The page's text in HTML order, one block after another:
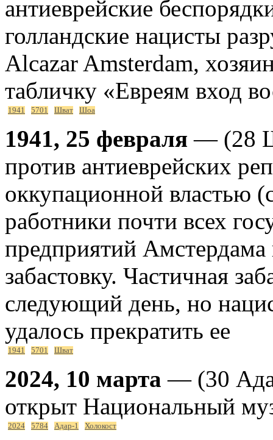
антиеврейские
голландские нацисты
Alcazar Amsterdam,
табличку «Евреям вход
1941 5701 Шват Шоа
1941, 25 февраля — (28
против антиеврейских
оккупационной властью
работники почти всех
предприятий Амстердама
забастовку. Частичная
следующий день, но
удалось прекратить ее
1941 5701 Шват
2024, 10 марта — (30
открыт Национальный
2024 5784 Адар-1 Холокост